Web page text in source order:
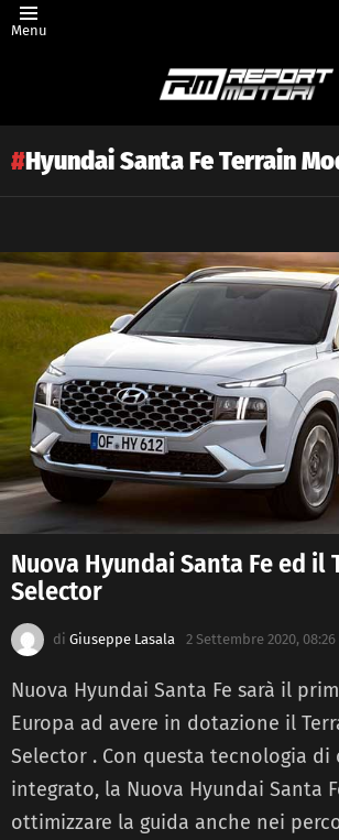
Menu
Hyundai Santa Fe Terrain
Latest
story
Nuova Hyundai Santa Fe ed il
Selector
di Giuseppe Lasala 2 Settembre 2020, 08:26
Nuova Hyundai Santa Fe sarà il
Europa ad avere in dotazione il
Selector . Con questa tecnologia
integrato, la Nuova Hyundai Santa
ottimizzare la guida anche nei